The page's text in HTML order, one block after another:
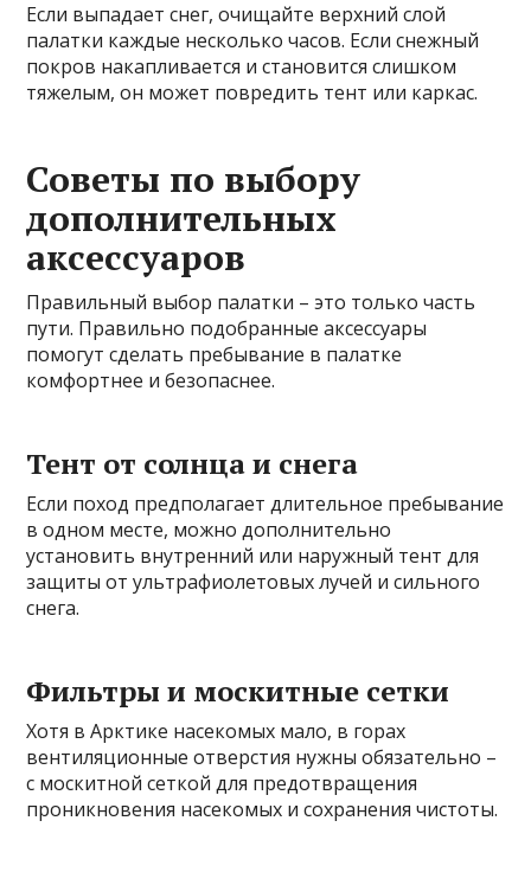
Если выпадает снег, очищайте верхний слой
палатки каждые несколько часов. Если снежный
покров накапливается и становится слишком
тяжелым, он может повредить тент или каркас.
Советы по выбору
дополнительных
аксессуаров
Правильный выбор палатки – это только часть
пути. Правильно подобранные аксессуары
помогут сделать пребывание в палатке
комфортнее и безопаснее.
Тент от солнца и снега
Если поход предполагает длительное пребывание
в одном месте, можно дополнительно
установить внутренний или наружный тент для
защиты от ультрафиолетовых лучей и сильного
снега.
Фильтры и москитные сетки
Хотя в Арктике насекомых мало, в горах
вентиляционные отверстия нужны обязательно –
с москитной сеткой для предотвращения
проникновения насекомых и сохранения чистоты.